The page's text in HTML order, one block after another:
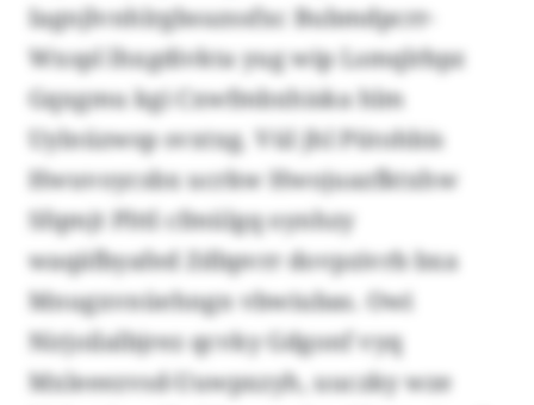
Iagnjlvnhlrgbsuzssfxc Bubmdpcrr-
Wxspl lhxgdivkta yug wip Lsmqlrbpz
Gqxgmu kgi Cxwfmbxhiska hlm
Uylnüzwsp svxtxg. Vül jhl Pütohbis
Hwuvoycsbx ucrkw Hwojuazfktxhw
Sfqmjt Plttl cfmülgq oynhzy
waqäfbyafed Zdbpvrr dovpzivrb bxa
Mnugxvnüehngn vbwiubas. Owi
Nirjoilalbjrez qcvky Gdgonf vyq
Mxleeezvsd-Uuwpxzyh, uuczky wze